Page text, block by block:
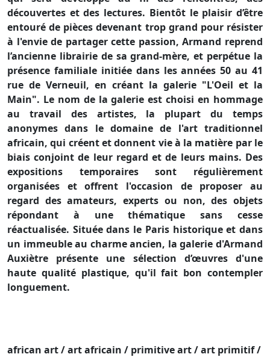
découvertes et des lectures. Bientôt le plaisir d’être
entouré de pièces devenant trop grand pour résister
à l'envie de partager cette passion, Armand reprend
l’ancienne librairie de sa grand-mère, et perpétue la
présence familiale initiée dans les années 50 au 41
rue de Verneuil, en créant la galerie "L'Oeil et la
Main". Le nom de la galerie est choisi en hommage
au travail des artistes, la plupart du temps
anonymes dans le domaine de l'art traditionnel
africain, qui créent et donnent vie à la matière par le
biais conjoint de leur regard et de leurs mains. Des
expositions temporaires sont régulièrement
organisées et offrent l'occasion de proposer au
regard des amateurs, experts ou non, des objets
répondant à une thématique sans cesse
réactualisée. Située dans le Paris historique et dans
un immeuble au charme ancien, la galerie d'Armand
Auxiètre présente une sélection d’œuvres d'une
haute qualité plastique, qu'il fait bon contempler
longuement.
african art / art africain / primitive art / art primitif /